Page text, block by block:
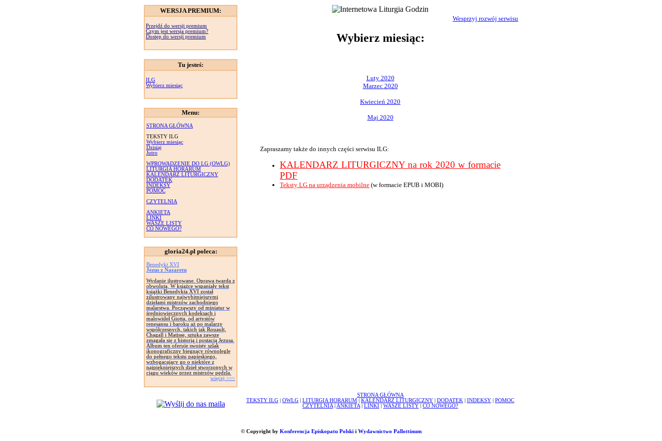
WERSJA PREMIUM:
Przejdź do wersji premium
Czym jest wersja premium?
Dostęp do wersji premium
Tu jesteś:
ILG
Wybierz miesiąc
Menu:
STRONA GŁÓWNA
TEKSTY ILG
Wybierz miesiąc
Dzisiaj
Jutro
WPROWADZENIE DO LG (OWLG)
LITURGIA HORARUM
KALENDARZ LITURGICZNY
DODATEK
INDEKSY
POMOC
CZYTELNIA
ANKIETA
LINKI
WASZE LISTY
CO NOWEGO?
gloria24.pl poleca:
Benedykt XVI
Jezus z Nazaretu
Wydanie ilustrowane. Oprawa twarda z
obwolutą. W książce wspaniały tekst
książki Benedykta XVI został
zilustrowany najwybitniejszymi
dziełami mistrzów zachodniego
malarstwa. Począwszy od miniatur w
średniowiecznych kodeksach i
malowideł Giotta, od artystów
renesansu i baroku aż po malarzy
współczesnych, takich jak Rouault,
Chagall i Matisse, sztuka zawsze
zmagała się z historią i postacią Jezusa.
Album ten oferuje swoisty szlak
ikonograficzny biegnący równolegle
do pełnego tekstu papieskiego,
wzbogacający go o niektóre z
najpiękniejszych dzieł stworzonych w
ciągu wieków przez mistrzów pędzla.
więcej >>>
Wesprzyj rozwój serwisu
Wybierz miesiąc:
Luty 2020
Marzec 2020
Kwiecień 2020
Maj 2020
Zapraszamy także do innych części serwisu ILG:
KALENDARZ LITURGICZNY na rok 2020 w formacie
PDF
Teksty LG na urządzenia mobilne (w formacie EPUB i MOBI)
STRONA GŁÓWNA
TEKSTY ILG
OWLG LITURGIA HORARUM KALENDARZ LITURGICZNY DODATEK INDEKSY
POMOC
CZYTELNIA
ANKIETA LINKI WASZE LISTY CO NOWEGO?
© Copyright by Konferencja Episkopatu Polskii Wydawnictwo Pallottinum